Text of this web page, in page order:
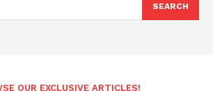
SEARCH
OUR EXCLUSIVE ARTICLES!